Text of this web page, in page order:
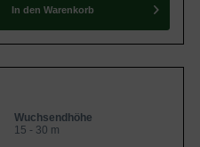
In den Warenkorb
Wuchsendhöhe
15 - 30 m